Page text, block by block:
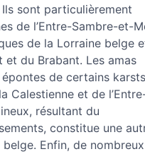
sont particulièrement
de l’Entre-Sambre-et-
de la Lorraine belge
et du Brabant. Les amas
de certains
Calestienne et de
résultant du
constitue une
Enfin, de nombreux